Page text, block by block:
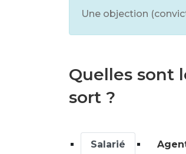
Une objection
Quelles sont
sort ?
Salarié